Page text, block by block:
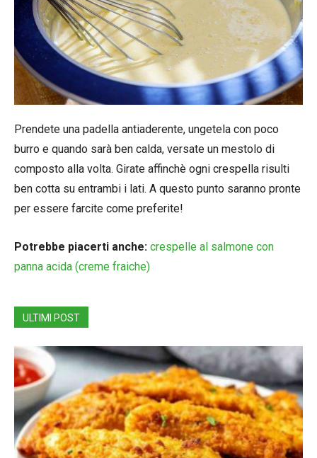
Prendete una padella antiaderente, ungetela con poco
burro e quando sarà ben calda, versate un mestolo di
composto alla volta. Girate affinchè ogni crespella risulti
ben cotta su entrambi i lati. A questo punto saranno pronte
per essere farcite come preferite!
Potrebbe piacerti anche: crespelle al salmone con
panna acida (creme fraiche)
ULTIMI POST